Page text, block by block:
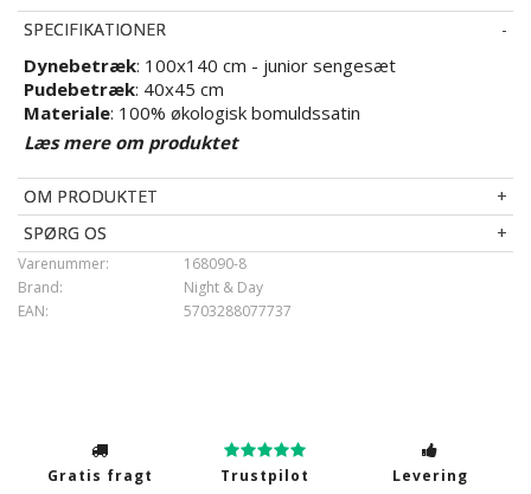
SPECIFIKATIONER
Dynebetræk: 100x140 cm - junior sengesæt
Pudebetræk: 40x45 cm
Materiale: 100% økologisk bomuldssatin
Vævning: Ekstra fin 220TC
(Thread count = antal tråde pr. kvadrattomme)
Farve: Gul
Design: Cirkelmønster
Lukning: Dyne- og pudebetræk lukkes med lynlås
Brand:Night & Day
Vask
Tørretumbling
Læs mere om produktet
OM PRODUKTET
SPØRG OS
168090-8
Varenummer:
Night & Day
Brand:
5703288077737
EAN:
Gratis fragt
Trustpilot
Levering